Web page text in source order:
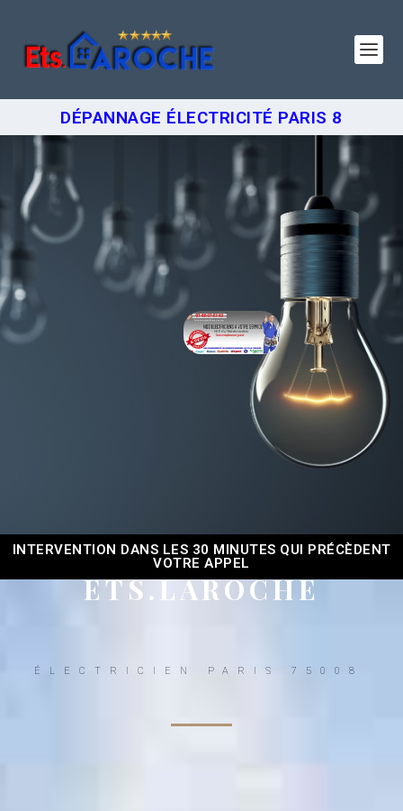
DÉPANNAGE ÉLECTRICITÉ PARIS 8
INTERVENTION DANS LES 30 MINUTES QUI PRÉCÈDENT
VOTRE APPEL
ETS.LAROCHE
ÉLECTRICIEN PARIS 75008